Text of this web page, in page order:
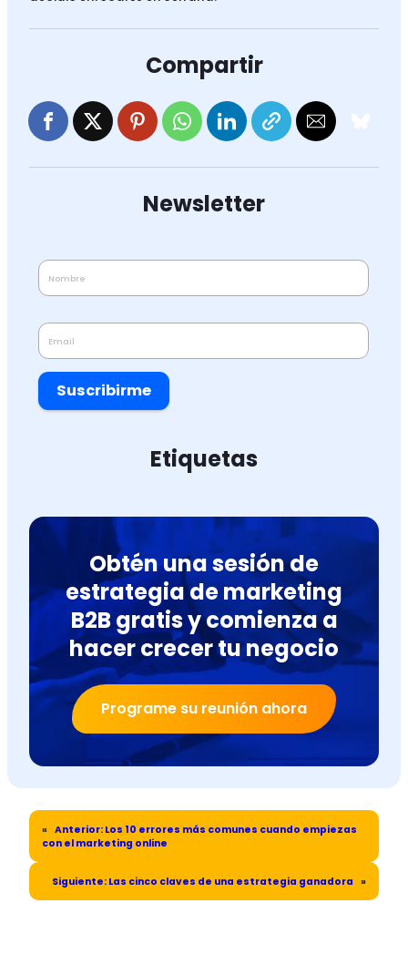
Compartir
Newsletter
Suscribirme
Etiquetas
Obtén una sesión de
estrategia de marketing
B2B gratis y comienza a
hacer crecer tu negocio
Programe su reunión ahora
« Anterior: Los 10 errores más comunes cuando empiezas
con el marketing online
Siguiente: Las cinco claves de una estrategia ganadora »